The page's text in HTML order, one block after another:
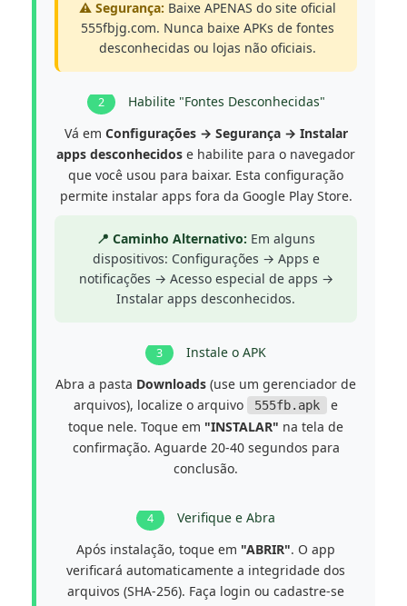
⚠️ Segurança: Baixe APENAS do site oficial
555fbjg.com. Nunca baixe APKs de fontes
desconhecidas ou lojas não oficiais.
2
Habilite "Fontes Desconhecidas"
Vá em Configurações → Segurança → Instalar
apps desconhecidos e habilite para o navegador
que você usou para baixar. Esta configuração
permite instalar apps fora da Google Play Store.
📍 Caminho Alternativo: Em alguns
dispositivos: Configurações → Apps e
notificações → Acesso especial de apps →
Instalar apps desconhecidos.
3
Instale o APK
Abra a pasta Downloads (use um gerenciador de
arquivos), localize o arquivo
555fb.apk
e
toque nele. Toque em "INSTALAR" na tela de
confirmação. Aguarde 20-40 segundos para
conclusão.
4
Verifique e Abra
Após instalação, toque em "ABRIR". O app
verificará automaticamente a integridade dos
arquivos (SHA-256). Faça login ou cadastre-se